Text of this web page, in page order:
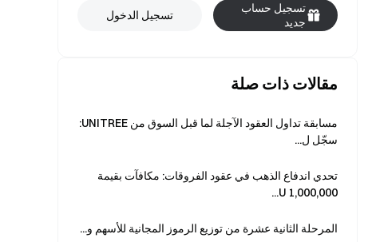
تسجيل حساب
جديد
تسجيل الدخول
مقالات ذات صلة
مسابقة تداول العقود الآجلة لما قبل السوق من UNITREE:
سجّل ل...
تحدي اندفاع الذهب في عقود الفروقات: مكافآت بقيمة
1,000,000 U...
المرحلة الثانية عشرة من توزيع الرموز المجانية للأسهم و...